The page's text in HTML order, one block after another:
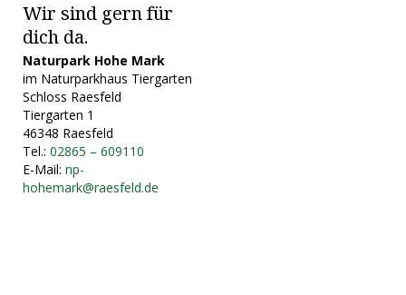
Wir sind gern für
dich da.
Naturpark Hohe Mark
im Naturparkhaus Tiergarten
Schloss Raesfeld
Tiergarten 1
46348 Raesfeld
Tel.: 02865 – 609110
E-Mail: np-
hohemark@raesfeld.de